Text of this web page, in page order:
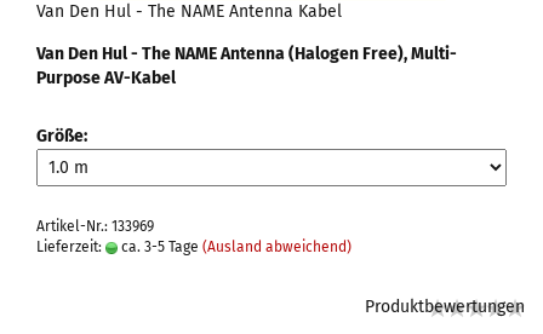
Van Den Hul - The NAME Antenna Kabel
Van Den Hul - The NAME Antenna (Halogen Free), Multi-
Purpose AV-Kabel
Größe:
Artikel-Nr.: 133969
Lieferzeit:
ca. 3-5 Tage (Ausland abweichend)
Produktbewertungen